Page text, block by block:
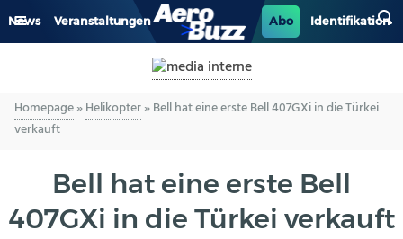
News Veranstaltungen Abo Identifikation
BIZAV
MILITÄR
Homepage»Helikopter»Bell hat eine erste Bell 407GXi in die Türkei
verkauft
Bell hat eine erste Bell
407GXi in die Türkei verkauft